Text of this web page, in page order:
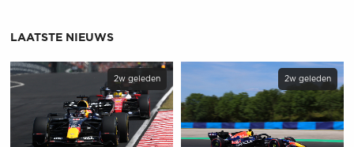
LAATSTE NIEUWS
2w geleden 2w geleden